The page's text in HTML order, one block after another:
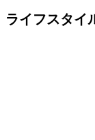
ライフスタイ